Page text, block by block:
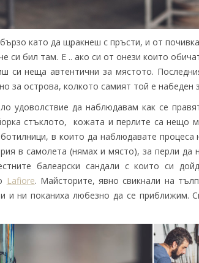
като да щракнеш с пръсти, и от
си бил там. Е .. ако си от онези които
си неща автентични за мястото.
за острова, колкото самият той е набеден
удоволствие да наблюдавам как се
стъклото, кожата и перлите са нещо
в които да наблюдавате
в самолета (нямах и място), за перли
балеарски сандали с които си
Lafiore. Майсторите, явно свикнали на
и ни поканиха любезно да се приближим.